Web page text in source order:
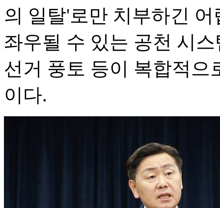
의 일탈'로만 치부하긴
좌우될 수 있는 공천 시
선거 풍토 등이 복합적으
이다.